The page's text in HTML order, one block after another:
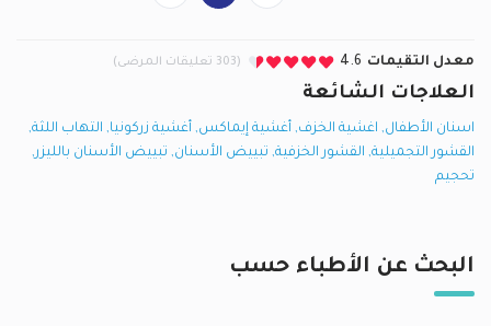
معدل التقيمات 4.6 (303 تعليقات المرضى)
العلاجات الشائعة
اسنان الأطفال, اغشية الخزف, أغشية إيماكس, أغشية زركونيا, التهاب اللثة,
القشور التجميلية, القشور الخزفية, تبييض الأسنان, تبييض الأسنان بالليزر,
تحجيم
البحث عن الأطباء حسب